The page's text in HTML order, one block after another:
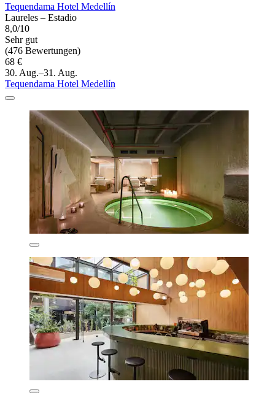
Tequendama Hotel Medellín
Laureles – Estadio
8,0/10
Sehr gut
(476 Bewertungen)
68 €
30. Aug.–31. Aug.
Tequendama Hotel Medellín